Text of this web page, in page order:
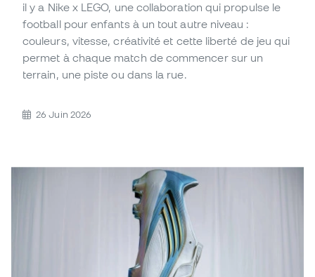
il y a Nike x LEGO, une collaboration qui propulse le
football pour enfants à un tout autre niveau :
couleurs, vitesse, créativité et cette liberté de jeu qui
permet à chaque match de commencer sur un
terrain, une piste ou dans la rue.
26 Juin 2026